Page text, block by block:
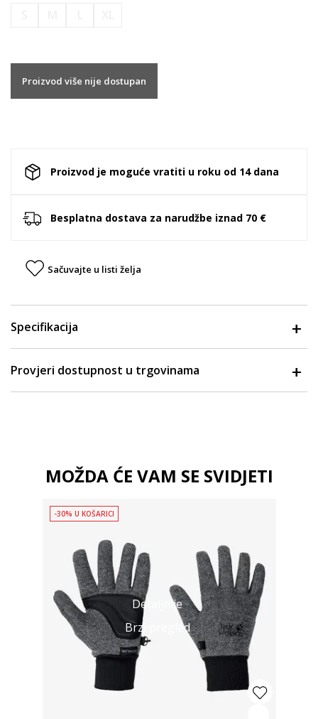
Proizvod više nije dostupan
Proizvod je moguće vratiti u roku od 14 dana
Besplatna dostava za narudžbe iznad 70 €
Sačuvajte u listi želja
Specifikacija
Provjeri dostupnost u trgovinama
MOŽDA ĆE VAM SE SVIDJETI
Detaljnije
Brzi pregled
-30% U KOŠARICI